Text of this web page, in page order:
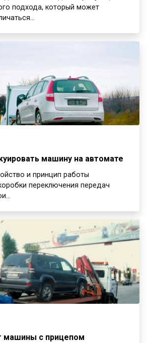
подхода, который может
машину на автомате
и принцип работы
переключения передач
машины с прицепом